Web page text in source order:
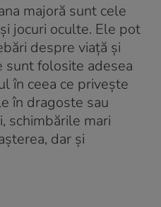
majoră sunt cele
jocuri oculte. Ele pot
despre viață și
sunt folosite adesea
în ceea ce privește
în dragoste sau
schimbările mari
dar și